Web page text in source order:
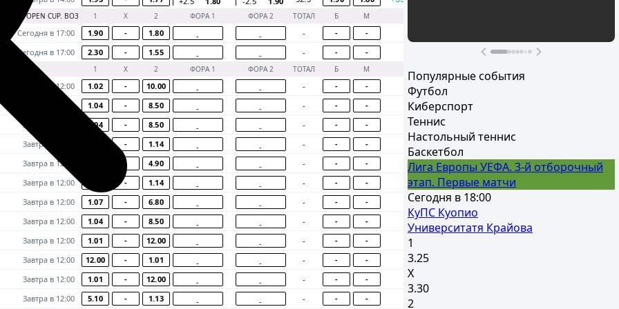
OPEN CUP. BO3
1 Х 2 ФОРА 1 ФОРА 2 ТОТАЛ Б М
Сегодня в 17:00 1.90 - 1.80 - - - -
-
Сегодня в 17:00 2.30 - 1.55 - - - - -
1 Х 2 ФОРА 1 ФОРА 2 ТОТАЛ Б М
Завтра в 12:00 1.02 - 10.00 - - - -
-
Завтра в 12:00 1.04 - 8.50 - - - -
-
Завтра в 12:00 1.04 - 8.50 - - - -
-
Завтра в 12:00 - 1.14 - - - -
-
Завтра в 12:00 - 4.90 - - - -
-
Завтра в 12:00 - 1.14 - - - -
-
Завтра в 12:00 1.07 - 6.80 - - - -
-
Завтра в 12:00 1.04 - 8.50 - - - -
-
Завтра в 12:00 1.01 - 12.00 - - - -
-
Завтра в 12:00 12.00 - 1.01 - - - -
-
Завтра в 12:00 1.01 - 12.00 - - - -
-
Завтра в 12:00 5.10 - 1.13 - - - -
-
Популярные события
Футбол
Киберспорт
Теннис
Настольный теннис
Баскетбол
Лига Европы УЕФА. 3-й отборочный
этап. Первые матчи
Сегодня в 18:00
КуПС Куопио
Университатя Крайова
1
3.25
Х
3.30
2